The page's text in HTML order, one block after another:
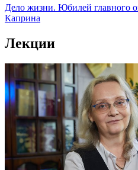
Дело жизни. Юбилей главного
Каприна
Лекции